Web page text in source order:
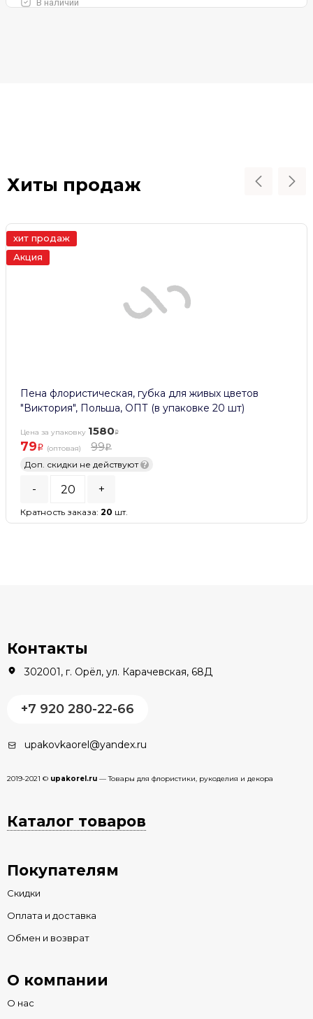
В наличии
Хиты продаж
хит продаж
Акция
Пена флористическая, губка для живых цветов
"Виктория", Польша, ОПТ (в упаковке 20 шт)
Цена за упаковку 1580
79 (оптовая) 99
Доп. скидки не действуют ?
- +
Кратность заказа: 20 шт.
Контакты
302001, г. Орёл, ул. Карачевская, 68Д
+7 920 280-22-66
upakovkaorel@yandex.ru
2019-2021 © upakorel.ru — Товары для флористики, рукоделия и декора
Каталог товаров
Покупателям
Скидки
Оплата и доставка
Обмен и возврат
О компании
О нас